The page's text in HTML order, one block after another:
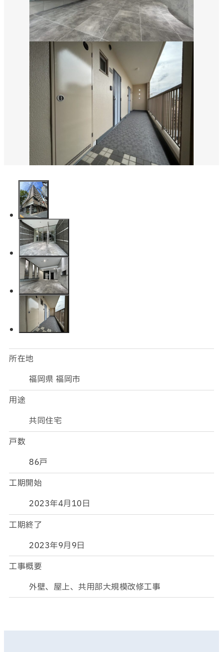
matsuyoshi.official
松吉建設株式会社
matsuyoshi_kensetsu
つむぎの家
matsuyoshi_kensetsu
つむぎの家
matsuyoshikensetsu
松吉建設株式会社
所在地
福岡県 福岡市
用途
共同住宅
戸数
86戸
工期開始
2023年4月10日
工期終了
2023年9月9日
工事概要
外壁、屋上、共用部大規模改修工事